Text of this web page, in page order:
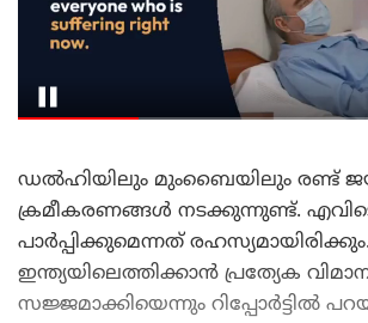
ഡല്‍ഹിയിലും മുംബൈയിലും രണ്ട്
ക്രമീകരണങ്ങള്‍ നടക്കുന്നുണ്ട്.
പാർപ്പിക്കുമെന്നത്
ഇന്ത്യയിലെത്തിക്കാന്‍ പ്രത്യേക
സജ്ജമാക്കിയെന്നും റിപ്പോര്‍ട്ടില്‍